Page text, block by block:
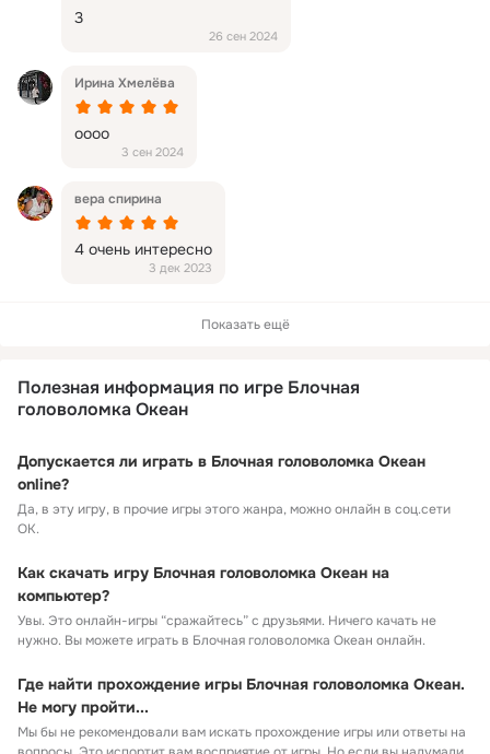
3
26 сен 2024
Ирина Хмелёва
оооо
3 сен 2024
вера спирина
4 очень интересно
3 дек 2023
Показать ещё
Полезная информация по игре Блочная
головоломка Океан
Допускается ли играть в Блочная головоломка Океан
online?
Да, в эту игру, в прочие игры этого жанра, можно онлайн в соц.сети
ОК.
Как скачать игру Блочная головоломка Океан на
компьютер?
Увы. Это онлайн-игры “сражайтесь” с друзьями. Ничего качать не
нужно. Вы можете играть в Блочная головоломка Океан онлайн.
Где найти прохождение игры Блочная головоломка Океан.
Не могу пройти...
Мы бы не рекомендовали вам искать прохождение игры или ответы на